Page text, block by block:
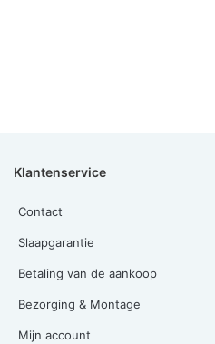
Klantenservice
Contact
Slaapgarantie
Betaling van de aankoop
Bezorging & Montage
Mijn account